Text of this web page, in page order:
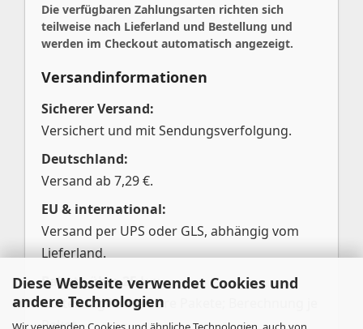
Diese Webseite verwendet Cookies und
andere Technologien
Die verfügbaren Zahlungsarten richten sich
teilweise nach Lieferland und Bestellung und
werden im Checkout automatisch angezeigt.
Versandinformationen
Sicherer Versand:
Versichert und mit Sendungsverfolgung.
Deutschland:
Versand ab 7,29 €.
EU & international:
Versand per UPS oder GLS, abhängig vom
Lieferland.
Pakete über 25 kg:
Aufteilung in mehrere Pakete; Berechnung je
Paket.